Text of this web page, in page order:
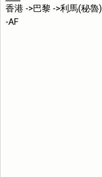
香港 ->巴黎 ->利馬(秘魯)
-AF